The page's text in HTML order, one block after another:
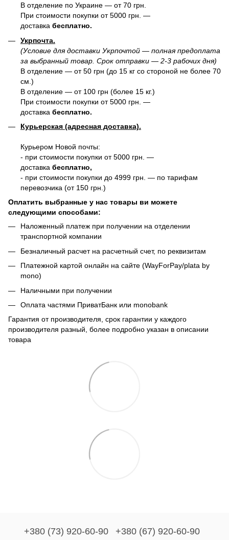
В отделение по Украине — от 70 грн.
При стоимости покупки от 5000 грн. —
доставка бесплатно.
Укрпочта.
(Условие для доставки Укрпочтой — полная предоплата
за выбранный товар. Срок отправки — 2-3 рабочих дня)
В отделение — от 50 грн (до 15 кг со стороной не более 70
см.)
В отделение — от 100 грн (более 15 кг.)
При стоимости покупки от 5000 грн. —
доставка бесплатно.
Курьерская (адресная доставка).
Курьером Новой почты:
- при стоимости покупки от 5000 грн. —
доставка бесплатно,
- при стоимости покупки до 4999 грн. — по тарифам
перевозчика (от 150 грн.)
Оплатить выбранные у нас товары ви можете
следующими способами:
Наложенный платеж при получении на отделении
транспортной компании
Безналичный расчет на расчетный счет, по реквизитам
Платежной картой онлайн на сайте (WayForPay/plata by
mono)
Наличными при получении
Оплата частями ПриватБанк или monobank
Гарантия от производителя, срок гарантии у каждого
производителя разный, более подробно указан в описании
товара
+380 (73) 920-60-90 +380 (67) 920-60-90